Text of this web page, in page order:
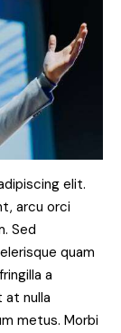
elit.
arcu orci
Sed
quam
a
at nulla
metus. Morbi